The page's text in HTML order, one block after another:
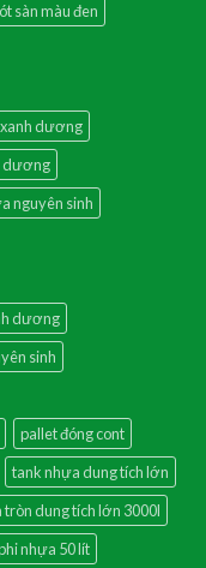
sàn màu đen
dương
dương
nguyên sinh
dương
sinh
pallet đóng cont
tank nhựa dung tích lớn
dung tích lớn 3000l
nhựa 50 lít